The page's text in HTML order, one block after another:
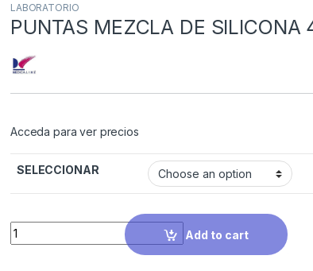
LABORATORIO
PUNTAS MEZCLA DE SILICONA
Acceda para ver precios
SELECCIONAR
Quantity
Add to cart